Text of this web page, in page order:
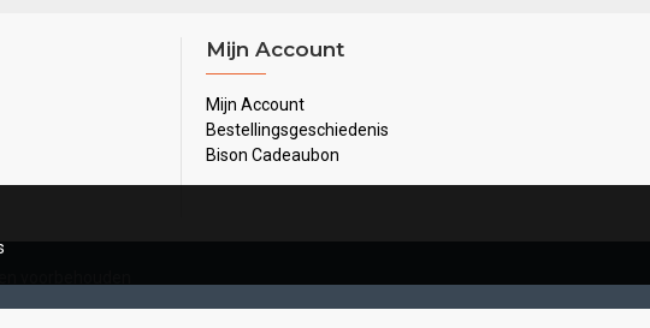
Mijn Account
Mijn Account
Bestellingsgeschiedenis
Bison Cadeaubon
voorbehouden